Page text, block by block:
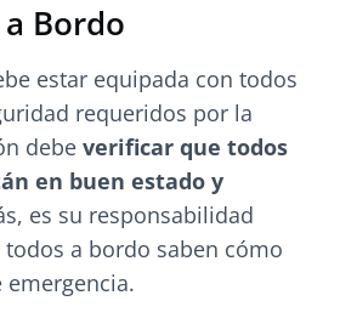
Bordo
estar equipada con todos
requeridos por la
debe verificar que todos
en buen estado y
es su responsabilidad
a bordo saben cómo
emergencia.